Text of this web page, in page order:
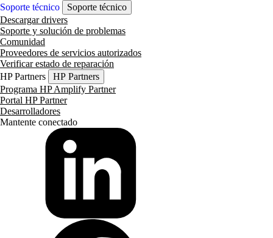
Soporte técnico
Soporte técnico
Descargar drivers
Soporte y solución de problemas
Comunidad
Proveedores de servicios autorizados
Verificar estado de reparación
HP Partners
HP Partners
Programa HP Amplify Partner
Portal HP Partner
Desarrolladores
Mantente conectado